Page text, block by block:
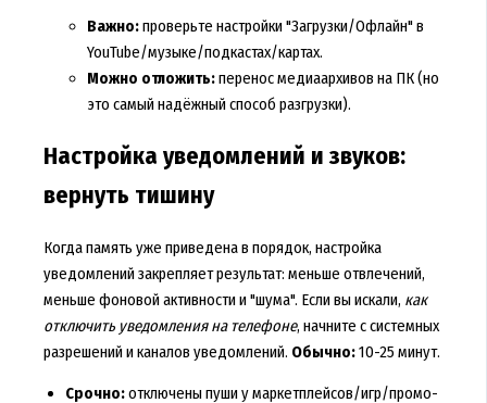
Важно:проверьте настройки "Загрузки/Офлайн" в
YouTube/музыке/подкастах/картах.
Можно отложить:перенос медиаархивов на ПК (но
это самый надёжный способ разгрузки).
Настройка уведомлений и звуков:
вернуть тишину
Когда память уже приведена в порядок, настройка
уведомлений закрепляет результат: меньше отвлечений,
меньше фоновой активности и "шума". Если вы искали, как
отключить уведомления на телефоне, начните с системных
разрешений и каналов уведомлений. Обычно:10-25 минут.
Срочно:отключены пуши у маркетплейсов/игр/промо-